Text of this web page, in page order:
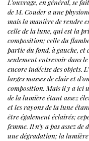
L’ouvrage, en général, se
de M. Couder a une
mais la manière de rendre
celle de la lune, qui est la
composition; celle du
partie du fond, à gauche,
seulement entrevoir dans
encore indécise des objets.
larges masses de clair et
composition. Mais il y a ici
de la lumière étant assez
et les rayons de la lune
êtreégalement éclairés;
femme. Il n’y a pas assez
une dégradation; la